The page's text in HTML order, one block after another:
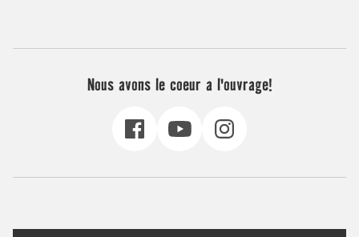
Nous avons le coeur a l'ouvrage!